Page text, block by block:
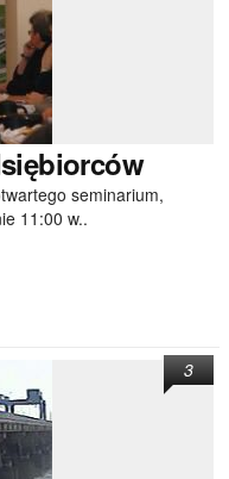
seminarium,
11:00 w..
3